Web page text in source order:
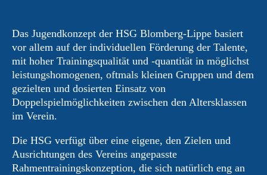
Das Jugendkonzept der HSG Blomberg-Lippe basiert
vor allem auf der individuellen Förderung der Talente,
mit hoher Trainingsqualität und -quantität in möglichst
leistungshomogenen, oftmals kleinen Gruppen und dem
gezielten und dosierten Einsatz von
Doppelspielmöglichkeiten zwischen den Altersklassen
im Verein.
Die HSG verfügt über eine eigene, den Zielen und
Ausrichtungen des Vereins angepasste
Rahmentrainingskonzeption, die sich natürlich eng an